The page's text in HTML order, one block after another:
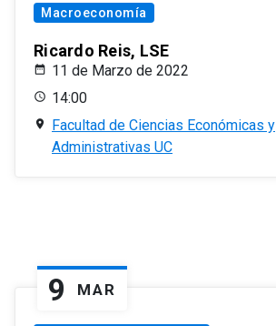
Macroeconomía
Ricardo Reis, LSE
11 de Marzo de 2022
14:00
Facultad de Ciencias Económicas y
Administrativas UC
9 MAR